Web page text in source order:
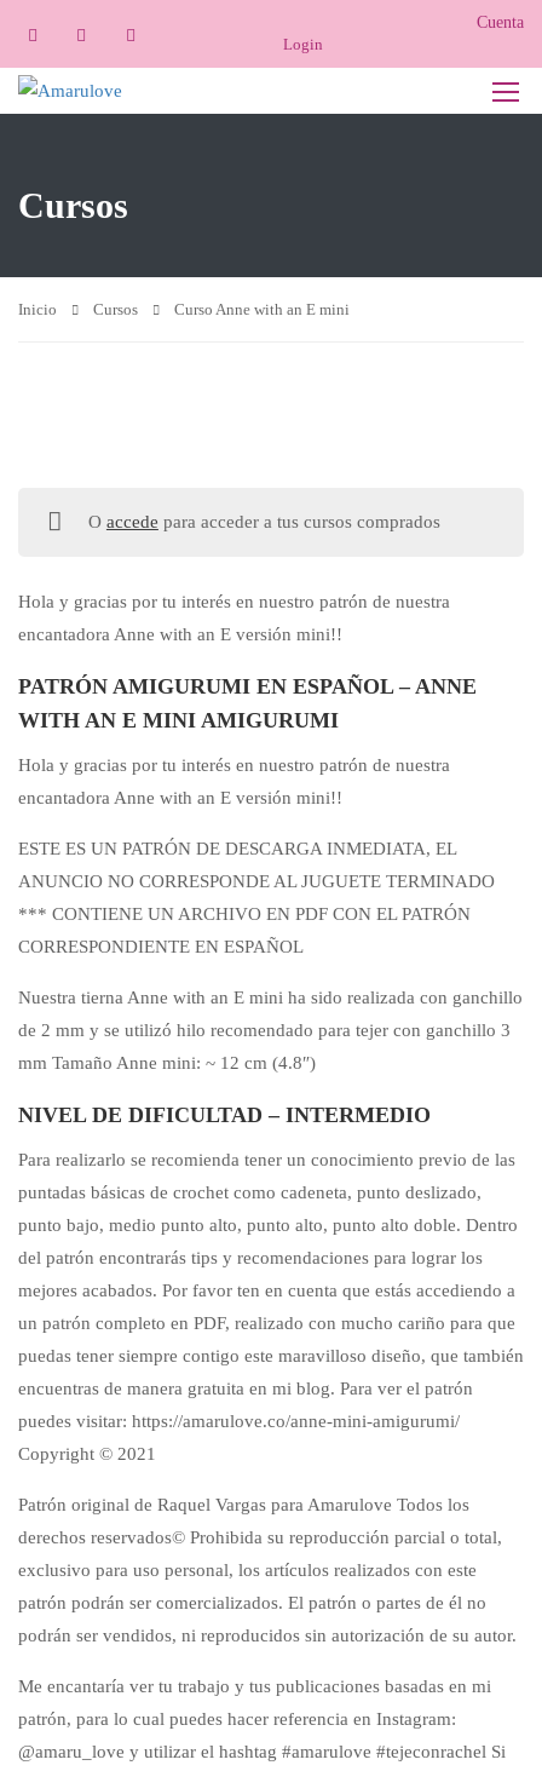
Cuenta
Login
Cursos
Inicio Cursos Curso Anne with an E mini
O accede para acceder a tus cursos comprados
Hola y gracias por tu interés en nuestro patrón de nuestra
encantadora Anne with an E versión mini!!
PATRÓN AMIGURUMI EN ESPAÑOL – ANNE
WITH AN E MINI AMIGURUMI
Hola y gracias por tu interés en nuestro patrón de nuestra
encantadora Anne with an E versión mini!!
ESTE ES UN PATRÓN DE DESCARGA INMEDIATA, EL
ANUNCIO NO CORRESPONDE AL JUGUETE TERMINADO
*** CONTIENE UN ARCHIVO EN PDF CON EL PATRÓN
CORRESPONDIENTE EN ESPAÑOL
Nuestra tierna Anne with an E mini ha sido realizada con ganchillo
de 2 mm y se utilizó hilo recomendado para tejer con ganchillo 3
mm Tamaño Anne mini: ~ 12 cm (4.8″)
NIVEL DE DIFICULTAD – INTERMEDIO
Para realizarlo se recomienda tener un conocimiento previo de las
puntadas básicas de crochet como cadeneta, punto deslizado,
punto bajo, medio punto alto, punto alto, punto alto doble. Dentro
del patrón encontrarás tips y recomendaciones para lograr los
mejores acabados. Por favor ten en cuenta que estás accediendo a
un patrón completo en PDF, realizado con mucho cariño para que
puedas tener siempre contigo este maravilloso diseño, que también
encuentras de manera gratuita en mi blog. Para ver el patrón
puedes visitar: https://amarulove.co/anne-mini-amigurumi/
Copyright © 2021
Patrón original de Raquel Vargas para Amarulove Todos los
derechos reservados© Prohibida su reproducción parcial o total,
exclusivo para uso personal, los artículos realizados con este
patrón podrán ser comercializados. El patrón o partes de él no
podrán ser vendidos, ni reproducidos sin autorización de su autor.
Me encantaría ver tu trabajo y tus publicaciones basadas en mi
patrón, para lo cual puedes hacer referencia en Instagram:
@amaru_love y utilizar el hashtag #amarulove #tejeconrachel Si